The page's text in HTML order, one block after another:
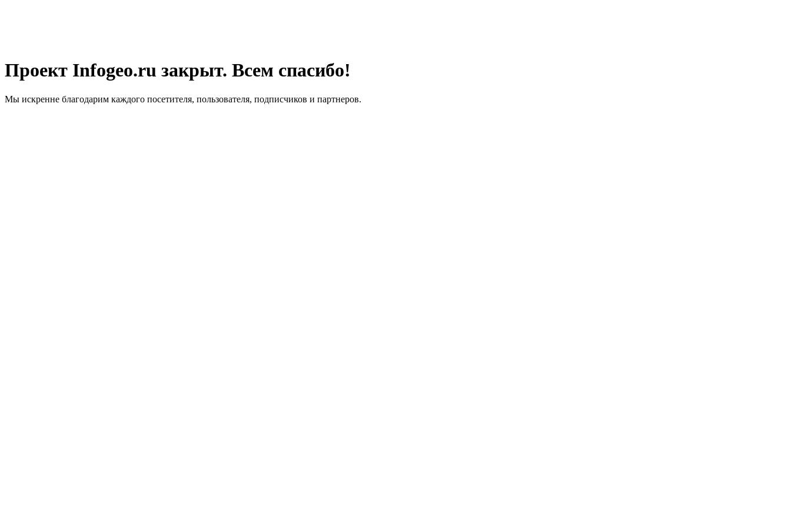
Проект Infogeo.ru закрыт. Всем спасибо!
Мы искренне благодарим каждого посетителя, пользователя, подписчиков и партнеров.